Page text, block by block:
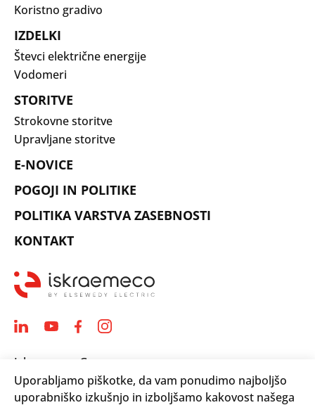
Koristno gradivo
IZDELKI
Števci električne energije
Vodomeri
STORITVE
Strokovne storitve
Upravljane storitve
E-NOVICE
POGOJI IN POLITIKE
POLITIKA VARSTVA ZASEBNOSTI
KONTAKT
Iskraemeco Group
Savska loka 4
4000 Kranj, Slovenija
Uporabljamo piškotke, da vam ponudimo najboljšo
uporabniško izkušnjo in izboljšamo kakovost našega